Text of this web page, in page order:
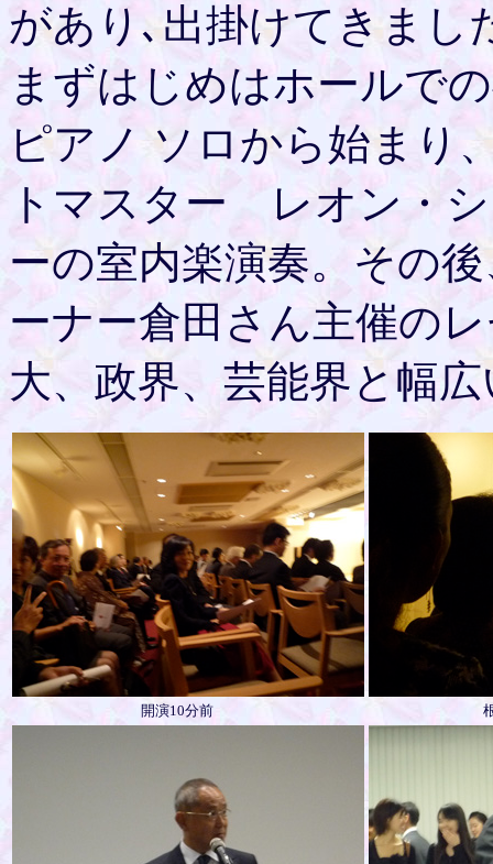
があり､出掛けてきまし
まずはじめはホールで
ピアノ ソロから始まり
トマスター レオン・
ーの室内楽演奏。その
ーナー倉田さん主催の
大、政界、芸能界と幅
開演10分前 根津理